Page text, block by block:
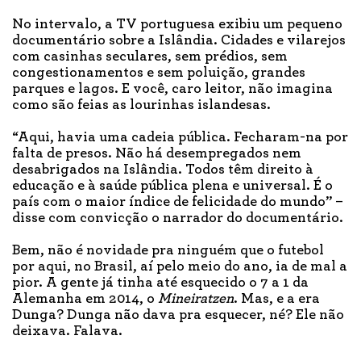
No intervalo, a TV portuguesa exibiu um pequeno
documentário sobre a Islândia. Cidades e vilarejos
com casinhas seculares, sem prédios, sem
congestionamentos e sem poluição, grandes
parques e lagos. E você, caro leitor, não imagina
como são feias as lourinhas islandesas.
“Aqui, havia uma cadeia pública. Fecharam-na por
falta de presos. Não há desempregados nem
desabrigados na Islândia. Todos têm direito à
educação e à saúde pública plena e universal. É o
país com o maior índice de felicidade do mundo” –
disse com convicção o narrador do documentário.
Bem, não é novidade pra ninguém que o futebol
por aqui, no Brasil, aí pelo meio do ano, ia de mal a
pior. A gente já tinha até esquecido o 7 a 1 da
Alemanha em 2014, o Mineiratzen. Mas, e a era
Dunga? Dunga não dava pra esquecer, né? Ele não
deixava. Falava.